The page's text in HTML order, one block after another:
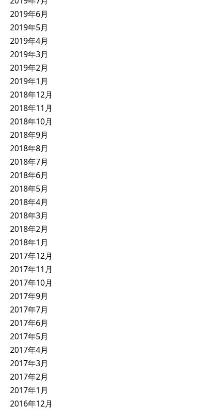
2019年6月
2019年5月
2019年4月
2019年3月
2019年2月
2019年1月
2018年12月
2018年11月
2018年10月
2018年9月
2018年8月
2018年7月
2018年6月
2018年5月
2018年4月
2018年3月
2018年2月
2018年1月
2017年12月
2017年11月
2017年10月
2017年9月
2017年7月
2017年6月
2017年5月
2017年4月
2017年3月
2017年2月
2017年1月
2016年12月